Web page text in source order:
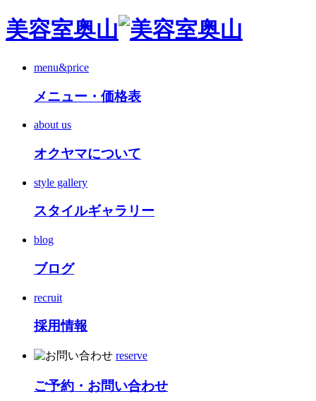
美容室奥山
menu&price
メニュー・価格表
about us
オクヤマについて
style gallery
スタイルギャラリー
blog
ブログ
recruit
採用情報
reserve
ご予約・お問い合わせ